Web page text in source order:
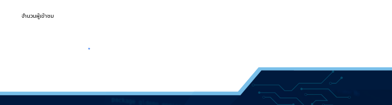
จำนวนผู้เข้าชม